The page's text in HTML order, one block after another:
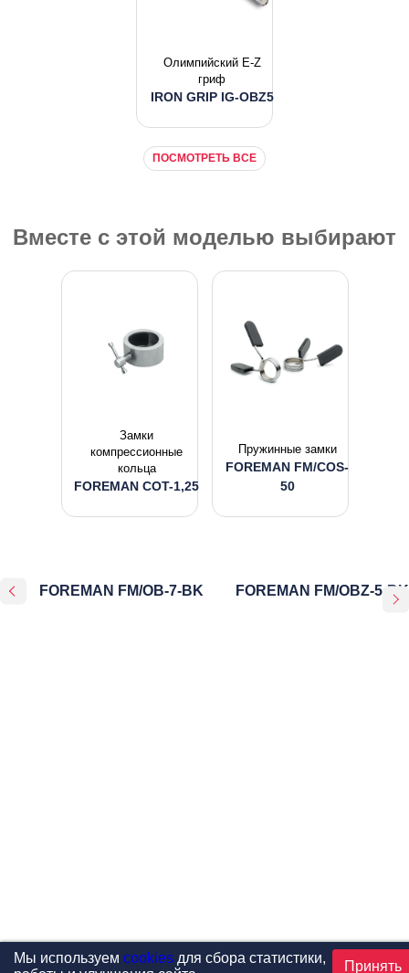
Олимпийский E-Z
гриф
IRON GRIP IG-OBZ5
ПОСМОТРЕТЬ ВСЕ
Вместе с этой моделью выбирают
Замки
компрессионные
кольца
FOREMAN COT-1,25
Пружинные замки
FOREMAN FM/COS-
50
FOREMAN FM/OB-7-BK FOREMAN FM/OBZ-5-BK
Мы используем cookiesдля сбора статистики,
Принять